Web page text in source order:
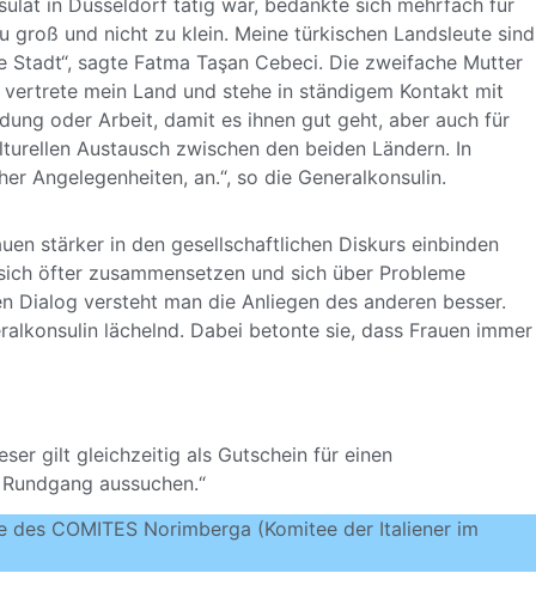
in Düsseldorf tätig war, bedankte sich mehrfach für
groß und nicht zu klein. Meine türkischen Landsleute sind
sagte Fatma Taşan Cebeci. Die zweifache Mutter
mein Land und stehe in ständigem Kontakt mit
oder Arbeit, damit es ihnen gut geht, aber auch für
Austausch zwischen den beiden Ländern. In
Angelegenheiten, an.“, so die Generalkonsulin.
stärker in den gesellschaftlichen Diskurs einbinden
öfter zusammensetzen und sich über Probleme
versteht man die Anliegen des anderen besser.
lächelnd. Dabei betonte sie, dass Frauen immer
gilt gleichzeitig als Gutschein für einen
aussuchen.“
des COMITES Norimberga (Komitee der Italiener im